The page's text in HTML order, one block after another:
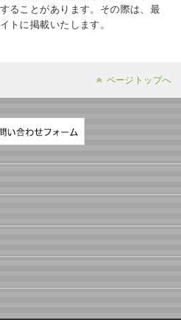
ることがあります。その際は、最
トに掲載いたします。
ページトップへ